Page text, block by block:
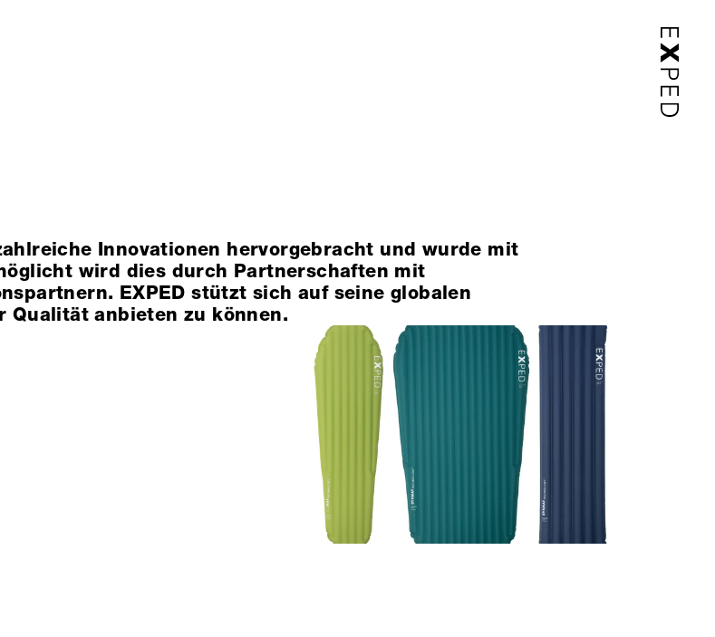
Innovationen hervorgebracht und wurde mit
wird dies durch Partnerschaften mit
EXPED stützt sich auf seine globalen
Qualität anbieten zu können.